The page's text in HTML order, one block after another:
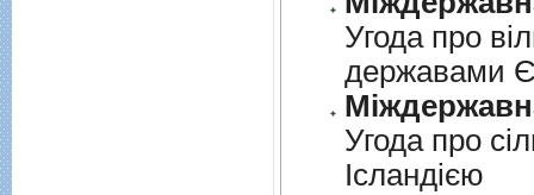
Угода про
державами
Угода про
Iсландiєю